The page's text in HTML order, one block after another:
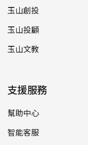
玉山創投
玉山投顧
玉山文教
支援服務
幫助中心
智能客服